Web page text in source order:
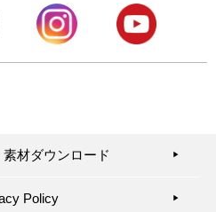
材ダウンロード ▶︎
Policy ▶︎